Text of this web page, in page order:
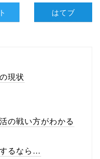
はてブ
現状
の戦い方がわかる
るなら…